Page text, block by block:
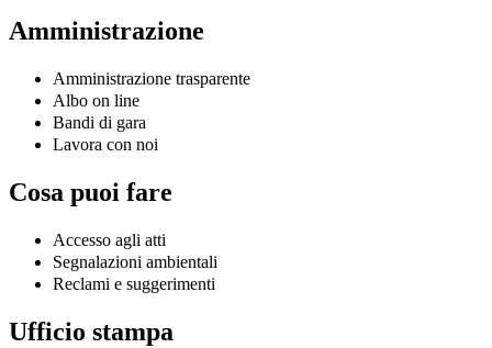
Amministrazione
Amministrazione trasparente
Albo on line
Bandi di gara
Lavora con noi
Cosa puoi fare
Accesso agli atti
Segnalazioni ambientali
Reclami e suggerimenti
Ufficio stampa